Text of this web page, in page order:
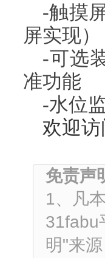
-触摸
屏实
-可选
准功能
-水位
欢迎
免责声
1、凡
31fabu
明"来源